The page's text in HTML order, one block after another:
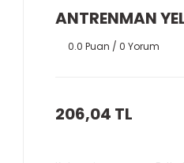
ANTRENMAN
0.0 Puan / 0 Yorum
206,04 TL